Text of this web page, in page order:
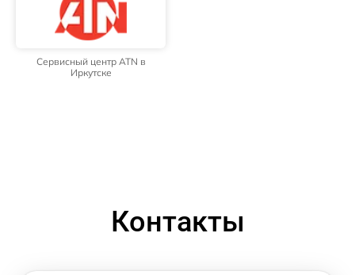
Сервисный центр ATN в
Иркутске
Контакты